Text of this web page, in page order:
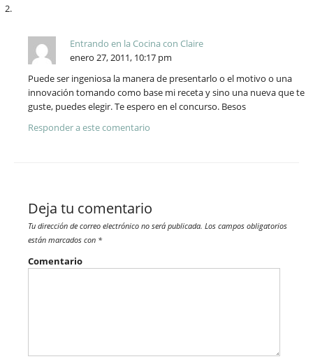
Entrando en la Cocina con Claire
enero 27, 2011, 10:17 pm
Puede ser ingeniosa la manera de presentarlo o el motivo o una
innovación tomando como base mi receta y sino una nueva que te
guste, puedes elegir. Te espero en el concurso. Besos
Responder a este comentario
Deja tu comentario
Tu dirección de correo electrónico no será publicada. Los campos obligatorios
están marcados con *
Comentario